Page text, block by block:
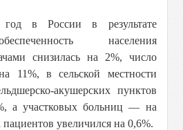
в России в результате
населения
снизилась на 2%, число
11%, в сельской местности
акушерских пунктов
а участковых больниц — на
увеличился на 0,6%.